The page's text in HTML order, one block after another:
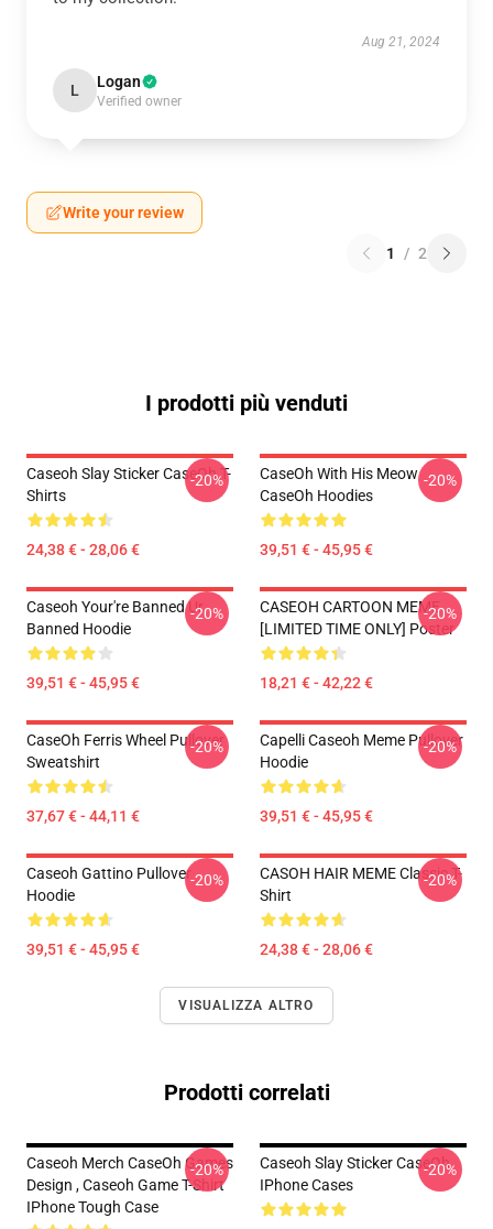
Aug 21, 2024
L Logan
Verified owner
Write your review
1 / 2
I prodotti più venduti
Caseoh Slay Sticker CaseOh T-
Shirts
24,38 € - 28,06 €
-20%
CaseOh With His Meow
CaseOh Hoodies
39,51 € - 45,95 €
-20%
Caseoh Your're Banned Ur
Banned Hoodie
39,51 € - 45,95 €
-20%
CASEOH CARTOON MEME
[LIMITED TIME ONLY] Poster
18,21 € - 42,22 €
-20%
CaseOh Ferris Wheel Pullover
Sweatshirt
37,67 € - 44,11 €
-20%
Capelli Caseoh Meme Pullover
Hoodie
39,51 € - 45,95 €
-20%
Caseoh Gattino Pullover
Hoodie
39,51 € - 45,95 €
-20%
CASOH HAIR MEME Classic T-
Shirt
24,38 € - 28,06 €
-20%
VISUALIZZA ALTRO
Prodotti correlati
Caseoh Merch CaseOh Games
Design , Caseoh Game T-Shirt
IPhone Tough Case
-20%
Caseoh Slay Sticker CaseOh
IPhone Cases
-20%